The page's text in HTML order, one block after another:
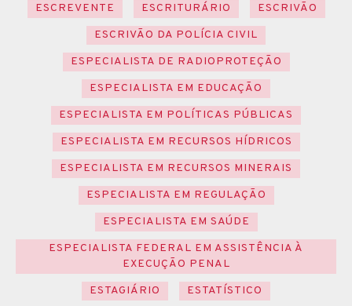
ESCREVENTE
ESCRITURÁRIO
ESCRIVÃO
ESCRIVÃO DA POLÍCIA CIVIL
ESPECIALISTA DE RADIOPROTEÇÃO
ESPECIALISTA EM EDUCAÇÃO
ESPECIALISTA EM POLÍTICAS PÚBLICAS
ESPECIALISTA EM RECURSOS HÍDRICOS
ESPECIALISTA EM RECURSOS MINERAIS
ESPECIALISTA EM REGULAÇÃO
ESPECIALISTA EM SAÚDE
ESPECIALISTA FEDERAL EM ASSISTÊNCIA À
EXECUÇÃO PENAL
ESTAGIÁRIO
ESTATÍSTICO